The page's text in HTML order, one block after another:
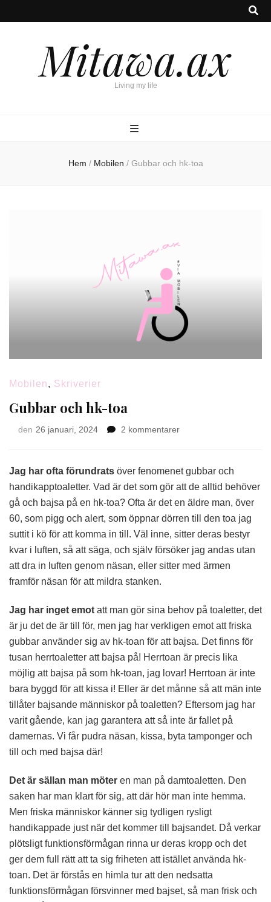
Mitawa.ax
Living my life
Hem / Mobilen / Gubbar och hk-toa
Mobilen, Skriverier
Gubbar och hk-toa
den 26 januari, 2024 2 kommentarertill
hk-
Jag har ofta förundrats över fenomenet gubbar och
handikapptoaletter. Vad är det som gör att de alltid behöver
gå och bajsa på en hk-toa? Ofta är det en äldre man, över
60, som pigg och alert, som öppnar dörren till den toa jag
suttit i kö för att komma in till. Väl inne, sitter deras bestyr
kvar i luften, så att säga, och själv försöker jag andas utan
att dra in luften genom näsan, eller sitter med ärmen
framför näsan för att mildra stanken.
Jag har inget emot att man gör sina behov på toaletter, det
är ju det de är till för, men jag har verkligen emot att friska
gubbar använder sig av hk-toan för att bajsa. Det finns för
tusan herrtoaletter att bajsa på! Herrtoan är precis lika
möjlig att bajsa på som hk-toan, jag lovar! Herrtoan är inte
bara byggd för att kissa i! Eller är det månne så att män inte
tillåter bajsande människor på toaletten? Eftersom jag har
varit gående, kan jag garantera att så inte är fallet på
damernas. Vi får pudra näsan, kissa, byta tamponger och
till och med bajsa där!
Det är sällan man möter en man på damtoaletten. Den
saken har man klart för sig, att där hör man inte hemma.
Men friska människor känner sig tydligen rysligt
handikappade just när det kommer till bajsandet. Då verkar
plötsligt funktionsförmågan rinna ur deras kropp och det
ger dem full rätt att ta sig friheten att istället använda hk-
toan. Det är förstås en himla tur att den nedsatta
funktionsförmågan försvinner med bajset, så man frisk och